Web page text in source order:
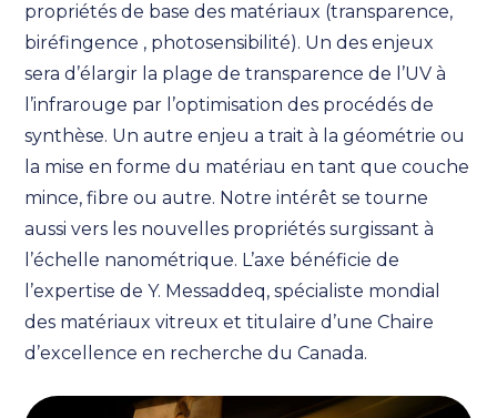
propriétés de base des matériaux (transparence,
biréfingence , photosensibilité). Un des enjeux
sera d’élargir la plage de transparence de l’UV à
l’infrarouge par l’optimisation des procédés de
synthèse. Un autre enjeu a trait à la géométrie ou
la mise en forme du matériau en tant que couche
mince, fibre ou autre. Notre intérêt se tourne
aussi vers les nouvelles propriétés surgissant à
l’échelle nanométrique. L’axe bénéficie de
l’expertise de Y. Messaddeq, spécialiste mondial
des matériaux vitreux et titulaire d’une Chaire
d’excellence en recherche du Canada.